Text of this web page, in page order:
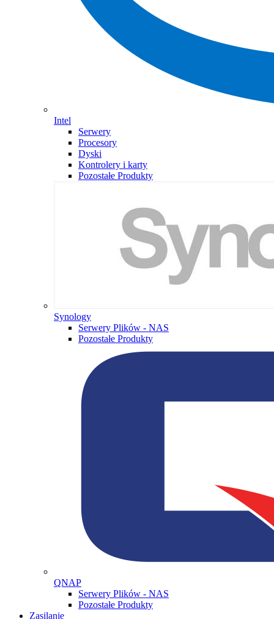
Intel
Serwery
Procesory
Dyski
Kontrolery i karty
Pozostałe Produkty
Synology
Serwery Plików - NAS
Pozostałe Produkty
QNAP
Serwery Plików - NAS
Pozostałe Produkty
Zasilanie